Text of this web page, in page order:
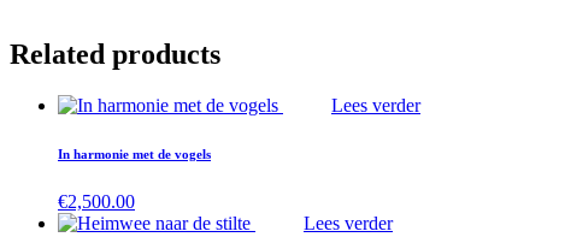
Related products
Lees verder
In harmonie met de vogels
€2,500.00
Lees verder